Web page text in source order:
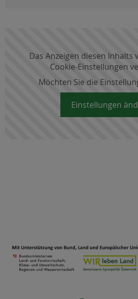
Das Anzeigen diesen Inhalts
Cookie-Einstellungen
Möchten Sie die
Einstellungen